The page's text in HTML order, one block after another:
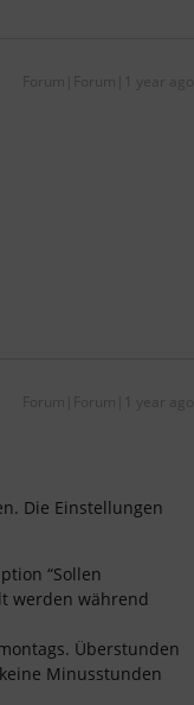
Forum|Forum|1 year ago
Forum|Forum|1 year ago
Die Einstellungen
“Sollen
werden während
Überstunden
Minusstunden